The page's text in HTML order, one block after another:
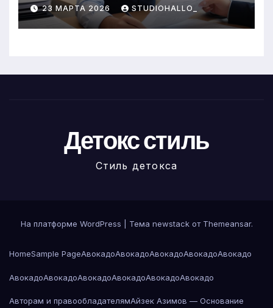
23 МАРТА 2026 STUDIOHALLO_
Детокс стиль
Стиль детокса
На платформе WordPress Тема newstack от Themeansar.
HomeSample PageАвокадоАвокадоАвокадоАвокадоАвокадо
АвокадоАвокадоАвокадоАвокадоАвокадоАвокадо
Авторам и правообладателямАйзек Азимов — Основание